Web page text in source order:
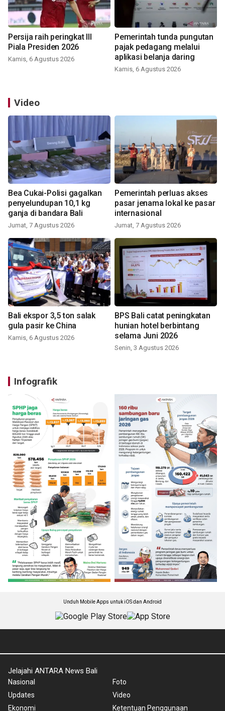
Persija raih peringkat III
Piala Presiden 2026
Kamis, 6 Agustus 2026
Pemerintah tunda pungutan
pajak pedagang melalui
aplikasi belanja daring
Kamis, 6 Agustus 2026
Video
Bea Cukai-Polisi gagalkan
penyelundupan 10,1 kg
ganja di bandara Bali
Jumat, 7 Agustus 2026
Pemerintah perluas akses
pasar jenama lokal ke pasar
internasional
Jumat, 7 Agustus 2026
Bali ekspor 3,5 ton salak
gula pasir ke China
Kamis, 6 Agustus 2026
BPS Bali catat peningkatan
hunian hotel berbintang
selama Juni 2026
Senin, 3 Agustus 2026
Infografik
Unduh Mobile Apps untuk iOS dan Android
Jelajahi ANTARA News Bali
Nasional
Updates
Ekonomi
Foto
Video
Ketentuan Penggunaan